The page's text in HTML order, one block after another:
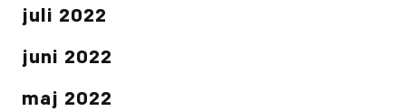
juli 2022
juni 2022
maj 2022